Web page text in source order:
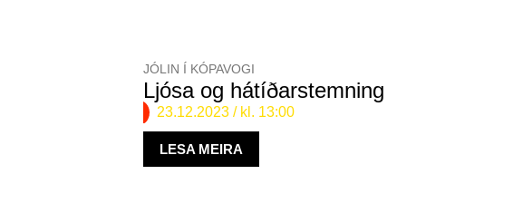
JÓLIN Í KÓPAVOGI
Ljósa og hátíðarstemning
23.12.2023/ kl. 13:00
LESA MEIRA